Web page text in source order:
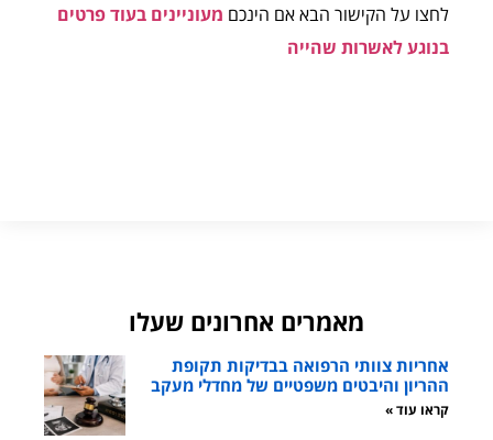
לחצו על הקישור הבא אם הינכם מעוניינים בעוד פרטים
בנוגע לאשרות שהייה
מאמרים אחרונים שעלו
אחריות צוותי הרפואה בבדיקות תקופת
ההריון והיבטים משפטיים של מחדלי מעקב
קראו עוד »